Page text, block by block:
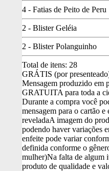
4 - Fatias de Peito de Peru
2 - Blister Geléia
2 - Blister Polanguinho
Total de itens: 28
GRÁTIS (por
Mensagem produzido em
GRATUITA para toda a
Durante a compra você
mensagem para o cartão
reveladaA imagem do
podendo haver variações
enfeite pode variar
definida conforme o
mulher)Na falta de algum
produto de qualidade e